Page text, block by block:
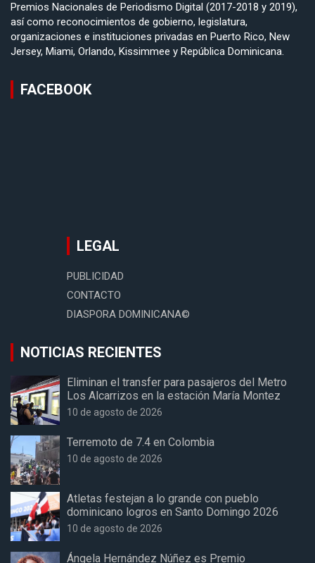
Premios Nacionales de Periodismo Digital (2017-2018 y 2019),
así como reconocimientos de gobierno, legislatura,
organizaciones e instituciones privadas en Puerto Rico, New
Jersey, Miami, Orlando, Kissimmee y República Dominicana.
FACEBOOK
LEGAL
PUBLICIDAD
CONTACTO
DIASPORA DOMINICANA©
NOTICIAS RECIENTES
Eliminan el transfer para pasajeros del Metro
Los Alcarrizos en la estación María Montez
10 de agosto de 2026
Terremoto de 7.4 en Colombia
10 de agosto de 2026
Atletas festejan a lo grande con pueblo
dominicano logros en Santo Domingo 2026
10 de agosto de 2026
Ángela Hernández Núñez es Premio